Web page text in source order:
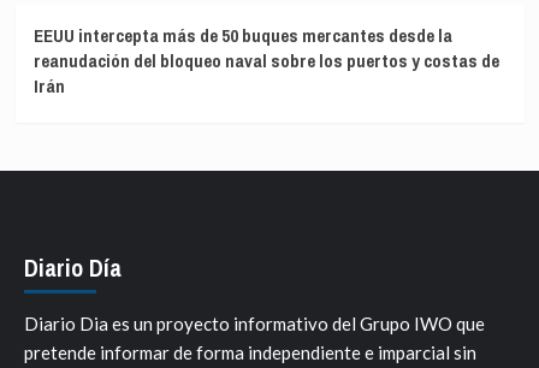
EEUU intercepta más de 50 buques mercantes desde la
reanudación del bloqueo naval sobre los puertos y costas de
Irán
Diario Día
Diario Dia es un proyecto informativo del Grupo IWO que
pretende informar de forma independiente e imparcial sin